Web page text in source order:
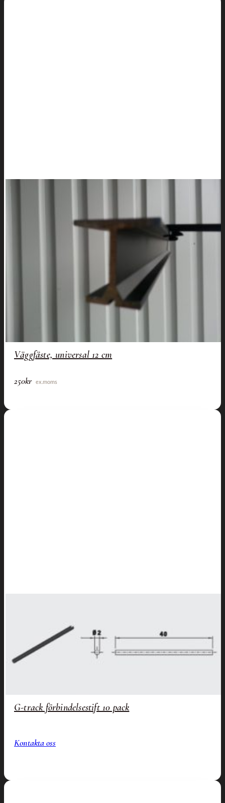
Väggfäste, universal 12 cm
250kr ex.moms
G-track förbindelsestift 10 pack
Kontakta oss